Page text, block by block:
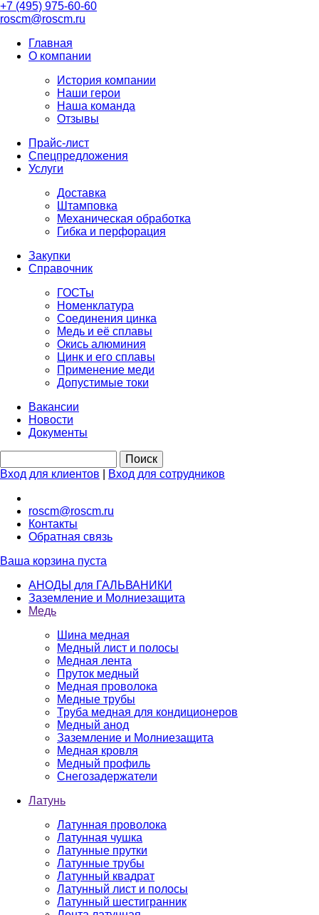
+7 (495) 975-60-60
roscm@roscm.ru
Главная
О компании
История компании
Наши герои
Наша команда
Отзывы
Прайс-лист
Спецпредложения
Услуги
Доставка
Штамповка
Механическая обработка
Гибка и перфорация
Закупки
Справочник
ГОСТы
Номенклатура
Соединения цинка
Медь и её сплавы
Окись алюминия
Цинк и его сплавы
Применение меди
Допустимые токи
Вакансии
Новости
Документы
Вход для клиентов Вход для сотрудников
roscm@roscm.ru
Контакты
Обратная связь
Ваша корзина пуста
АНОДЫ для ГАЛЬВАНИКИ
Заземление и Молниезащита
Медь
Шина медная
Медный лист и полосы
Медная лента
Пруток медный
Медная проволока
Медные трубы
Труба медная для кондиционеров
Медный анод
Заземление и Молниезащита
Медная кровля
Медный профиль
Снегозадержатели
Латунь
Латунная проволока
Латунная чушка
Латунные прутки
Латунные трубы
Латунный квадрат
Латунный лист и полосы
Латунный шестигранник